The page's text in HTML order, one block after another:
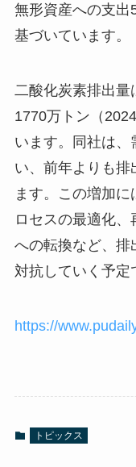
無形資産への支出
基づいています。
二酸化炭素排出
1770万トン（
います。同社は
い、前年よりも排
ます。この増加
ロセスの最適化
への転換など、排
対抗していく予定
https://
トピックス